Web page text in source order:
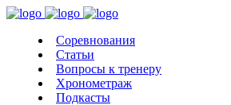
Соревнования
Статьи
Вопросы к тренеру
Хронометраж
Подкасты